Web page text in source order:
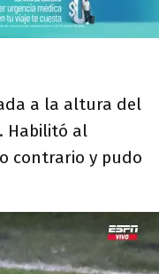
a la altura del
Habilitó al
contrario y pudo